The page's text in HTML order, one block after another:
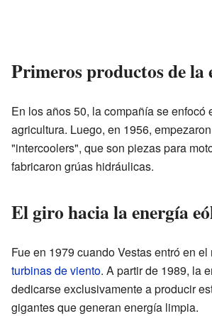
Primeros productos de la
En los años 50, la compañía se enfocó
agricultura. Luego, en 1956,
"intercoolers", que son piezas para
fabricaron grúas hidráulicas.
El giro hacia la energía
Fue en 1979 cuando Vestas entró en
turbinas de viento. A partir de 1989, la
dedicarse exclusivamente a producir
gigantes que generan energía limpia.